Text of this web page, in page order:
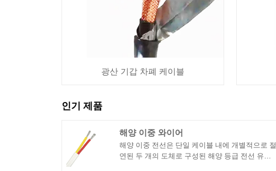
광산 기갑 차폐 케이블
인기 제품
해양 이중 와이어
해양 이중 전선은 단일 케이블 내에 개별적으로 절
연된 두 개의 도체로 구성된 해양 등급 전선 유형